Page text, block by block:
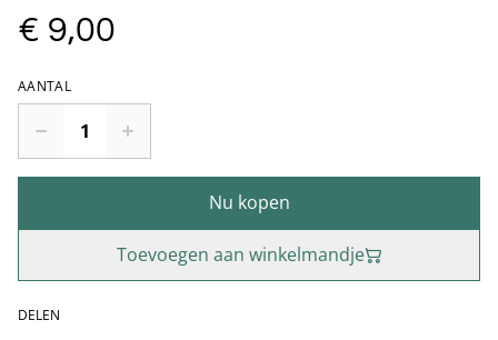
€ 9,00
AANTAL
Nu kopen
Toevoegen aan winkelmandje
DELEN